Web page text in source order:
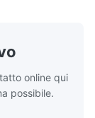
online qui
possibile.